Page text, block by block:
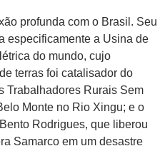
profunda com o Brasil. Seu
especificamente a Usina de
do mundo, cujo
terras foi catalisador do
Trabalhadores Rurais Sem
Monte no Rio Xingu; e o
Rodrigues, que liberou
Samarco em um desastre